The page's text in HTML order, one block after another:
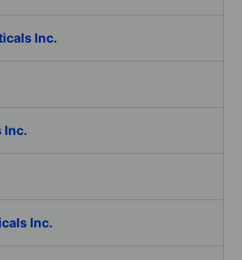
Inc.
Inc.
Inc.